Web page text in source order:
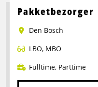
over
medewerker
Pakketbezorger
Den Bosch
LBO, MBO
Fulltime, Parttime